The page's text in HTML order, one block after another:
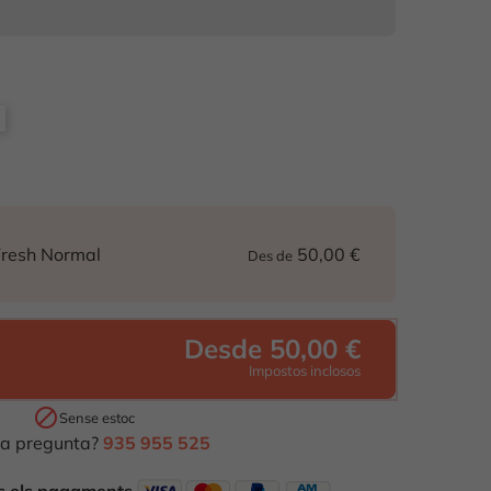
Normal Des de 50,00 €
Sense estoc
Desde 50,00 €
Impostos inclosos
pregunta? 935 955 525